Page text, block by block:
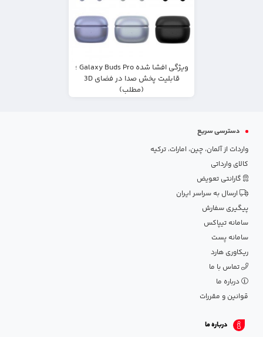
ویژگی افشا شده Galaxy Buds Pro ؛
قابلیت پخش صدا در فضای 3D
(مطلب)
دسترسی سریع
واردات از آلمان، چین، امارات، ترکیه
کالای وارداتی
گارانتی تعویض
ارسال به سراسر ایران
پیگیری سفارش
سامانه تیپاکس
سامانه پست
ریکاوری هارد
تماس با ما
درباره ما
قوانین و مقررات
درباره ما